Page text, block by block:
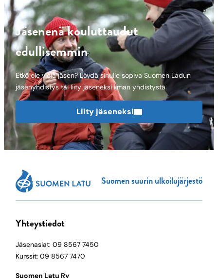
Jäsenenä kouluttaudut
edullisemmin
Etkö ole vielä jäsen? Löydä sinulle sopiva Suomen Ladun
jäsenyhdistys tai liity jäseneksi ilman yhdistystä.
Liity jäseneksi
Suomen suurin ulkoilujärjestö
Yhteystiedot
Jäsenasiat: 09 8567 7450
Kurssit: 09 8567 7470
Suomen Latu Ry